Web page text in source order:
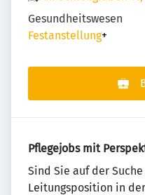
Gesundheitswesen
Festanstellung+
Pflegejobs mit
Sind Sie auf der
Leitungsposition in